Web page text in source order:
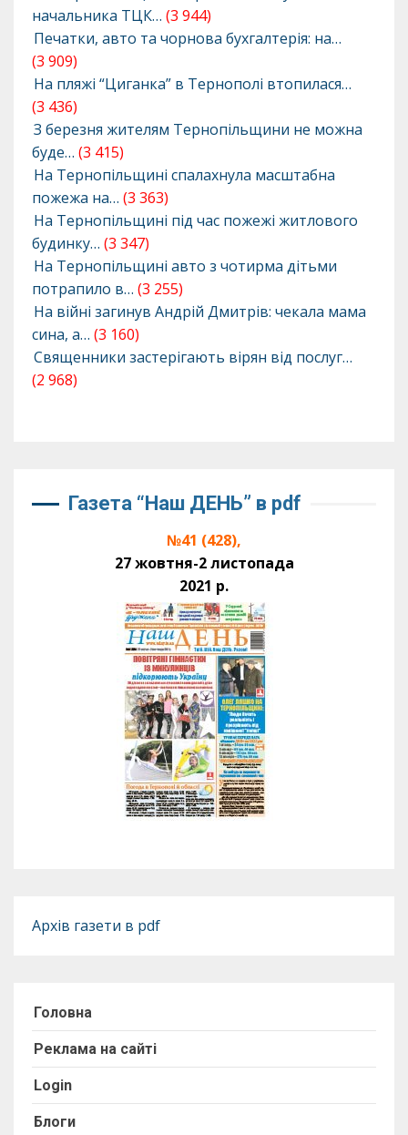
начальника ТЦК… (3 944)
Печатки, авто та чорнова бухгалтерія: на…
(3 909)
На пляжі “Циганка” в Тернополі втопилася…
(3 436)
З березня жителям Тернопільщини не можна
буде… (3 415)
На Тернопільщині спалахнула масштабна
пожежа на… (3 363)
На Тернопільщині під час пожежі житлового
будинку… (3 347)
На Тернопільщині авто з чотирма дітьми
потрапило в… (3 255)
На війні загинув Андрій Дмитрів: чекала мама
сина, а… (3 160)
Священники застерігають вірян від послуг…
(2 968)
Газета “Наш ДЕНЬ” в pdf
№41 (428),
27 жовтня-2 листопада
2021 р.
Архів газети в pdf
Головна
Реклама на сайті
Login
Блоги